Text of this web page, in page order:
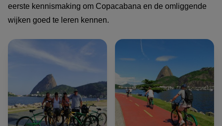
eerste kennismaking om Copacabana en de omliggende
wijken goed te leren kennen.